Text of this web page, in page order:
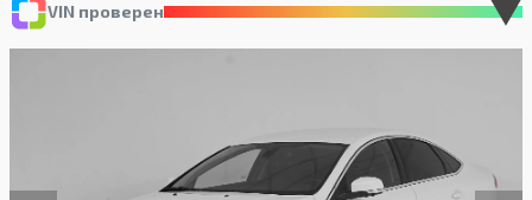
VIN проверен